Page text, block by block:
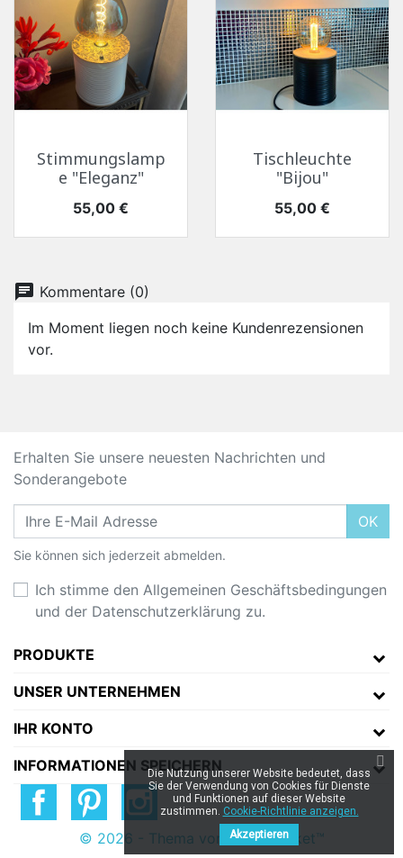
Stimmungslamp
e "Eleganz"
Preis
55,00 €
Tischleuchte
"Bijou"
Preis
55,00 €
chat Kommentare (0)
Im Moment liegen noch keine Kundenrezensionen
vor.
Erhalten Sie unsere neuesten Nachrichten und
Sonderangebote
OK
Sie können sich jederzeit abmelden.
Ich stimme den Allgemeinen Geschäftsbedingungen
und der Datenschutzerklärung zu.
PRODUKTE
UNSER UNTERNEHMEN
IHR KONTO
INFORMATIONEN SPEICHERN
© 2026 - Thema von Prestarocket™
Die Nutzung unserer Website bedeutet, dass
Sie der Verwendung von Cookies für Dienste
und Funktionen auf dieser Website
zustimmen. Cookie-Richtlinie anzeigen.
Akzeptieren